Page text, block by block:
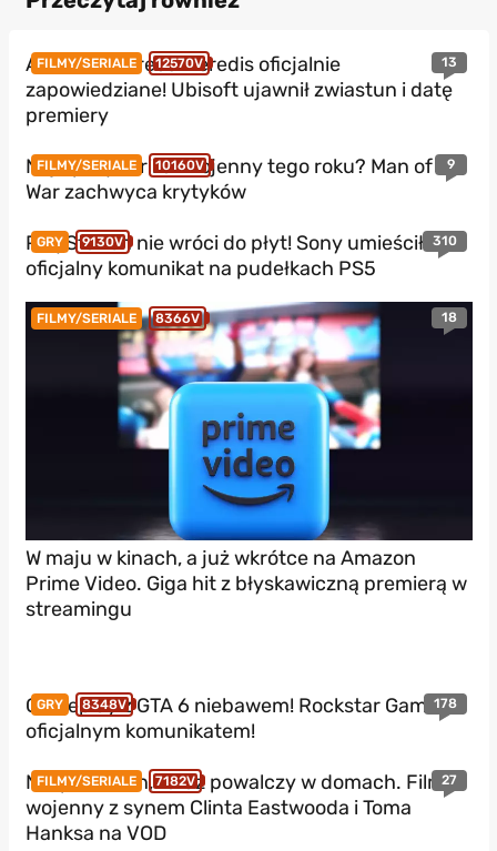
FILMY/SERIALE 12570V 13
Assassin’s Creed Heredis oficjalnie
zapowiedziane! Ubisoft ujawnił zwiastun i datę
premiery
FILMY/SERIALE 10160V 9
Najlepszy thriller wojenny tego roku? Man of
War zachwyca krytyków
GRY 9130V 310
PlayStation nie wróci do płyt! Sony umieściło
oficjalny komunikat na pudełkach PS5
FILMY/SERIALE 8366V 18
W maju w kinach, a już wkrótce na Amazon
Prime Video. Giga hit z błyskawiczną premierą w
streamingu
GRY 8348V 178
Gameplay z GTA 6 niebawem! Rockstar Games z
oficjalnym komunikatem!
FILMY/SERIALE 7182V 27
Nie podbił kin, teraz powalczy w domach. Film
wojenny z synem Clinta Eastwooda i Toma
Hanksa na VOD